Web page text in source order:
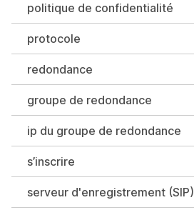
politique de confidentialité
protocole
redondance
groupe de redondance
ip du groupe de redondance
s’inscrire
serveur d'enregistrement (SIP)